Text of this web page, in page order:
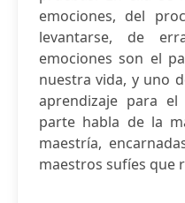
emociones, del
levantarse, de
emociones son el
nuestra vida, y uno
aprendizaje para
parte habla de la
maestría,
maestros sufíes que